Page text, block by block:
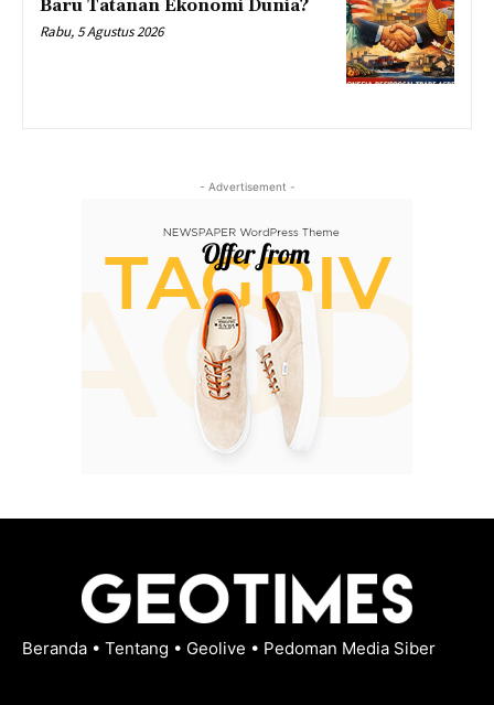
Baru Tatanan Ekonomi Dunia?
Rabu, 5 Agustus 2026
- Advertisement -
Beranda • Tentang • Geolive • Pedoman Media Siber